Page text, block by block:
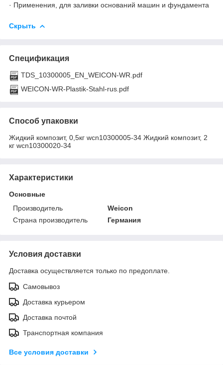
· Применения, для заливки оснований машин и фундамента
Скрыть
Спецификация
TDS_10300005_EN_WEICON-WR.pdf
WEICON-WR-Plastik-Stahl-rus.pdf
Способ упаковки
Жидкий композит, 0,5кг wcn10300005-34 Жидкий композит, 2
кг wcn10300020-34
Характеристики
Основные
Производитель
Weicon
Страна производитель
Германия
Условия доставки
Доставка осуществляется только по предоплате.
Самовывоз
Доставка курьером
Доставка почтой
Транспортная компания
Все условия доставки